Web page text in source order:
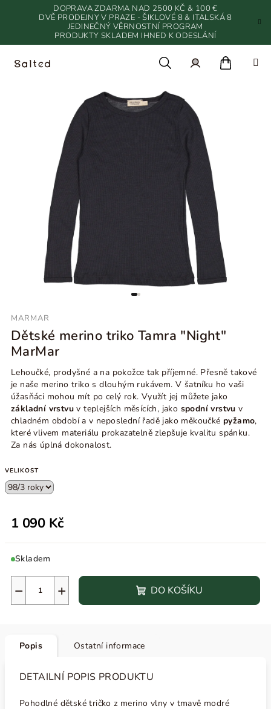
DOPRAVA ZDARMA NAD 2500 KČ & 100 €
DVĚ PRODEJNY V PRAZE - ŠIKLOVÉ 8 & ITALSKÁ 8
JEDINEČNÝ VĚRNOSTNÍ PROGRAM
PRODUKTY SKLADEM IHNED K ODESLÁNÍ
MARMAR
Dětské merino triko Tamra "Night"
MarMar
Lehoučké, prodyšné a na pokožce tak příjemné. Přesně takové
je naše merino triko s dlouhým rukávem. V šatníku ho vaši
úžasňáci mohou mít po celý rok. Využít jej můžete jako
základní vrstvu v teplejších měsících, jako spodní vrstvu v
chladném období a v neposlední řadě jako měkoučké pyžamo,
které vlivem materiálu prokazatelně zlepšuje kvalitu spánku.
Za nás úplná dokonalost.
VELIKOST
1 090 Kč
Skladem
+
− DO KOŠÍKU
Popis Ostatní informace
DETAILNÍ POPIS PRODUKTU
Pohodlné dětské tričko z merino vlny v tmavě modré